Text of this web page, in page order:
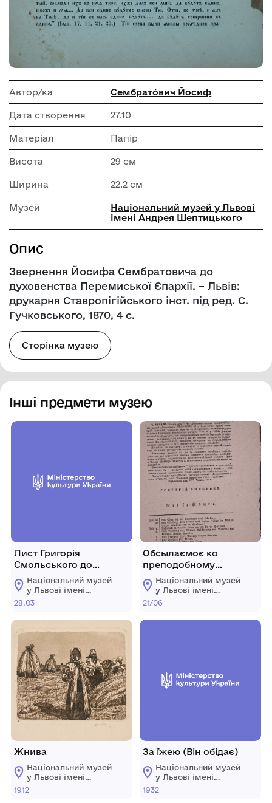
Автор/ка Сембрато́вич Йосиф
Дата створення 27.10
Матеріал Папір
Висота 29 см
Ширина 22.2 см
Музей
Національний музей у Львові
імені Андрея Шептицького
Опис
Звернення Йосифа Сембратовича до
духовенства Перемиської Єпархії. – Львів:
друкарня Ставропігійського інст. під ред. С.
Гучковського, 1870, 4 с.
Сторінка музею
Інші предмети музею
Лист Григорія
Смольського до
Олекси Новаківського
Національний музей
у Львові імені
Андрея
28.03
Жнива
Національний музей
у Львові імені
Андрея
1912
Обсылаємоє ко
преподобному
Духовеньству Єпархїи
Перемыскои русскои
Національний музей
у Львові імені
Андрея
21/06
За їжею (Він обідає)
Національний музей
у Львові імені
Андрея
1932